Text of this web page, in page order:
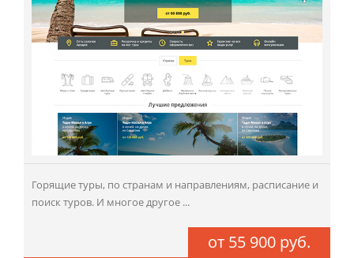
Горящие туры, по странам и направлениям, расписание и
поиск туров. И многое другое ...
от 55 900 руб.